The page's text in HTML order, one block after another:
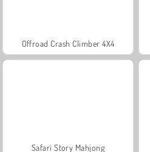
Offroad Crash Climber 4X4
Safari Story Mahjong